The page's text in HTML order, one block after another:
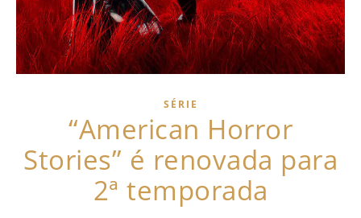
SÉRIE
“American Horror
Stories” é renovada para
2ª temporada